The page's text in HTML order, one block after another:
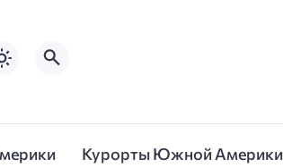
Курорты Южной Америки